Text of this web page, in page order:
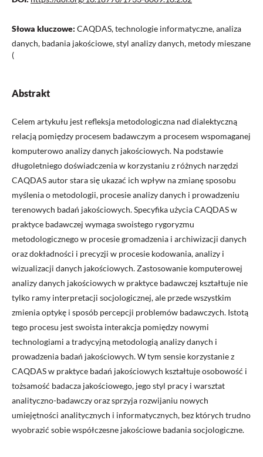
Słowa kluczowe: CAQDAS, technologie informatyczne, analiza
danych, badania jakościowe, styl analizy danych, metody mieszane
(
Abstrakt
Celem artykułu jest refleksja metodologiczna nad dialektyczną
relacją pomiędzy procesem badawczym a procesem wspomaganej
komputerowo analizy danych jakościowych. Na podstawie
długoletniego doświadczenia w korzystaniu z różnych narzędzi
CAQDAS autor stara się ukazać ich wpływ na zmianę sposobu
myślenia o metodologii, procesie analizy danych i prowadzeniu
terenowych badań jakościowych. Specyfika użycia CAQDAS w
praktyce badawczej wymaga swoistego rygoryzmu
metodologicznego w procesie gromadzenia i archiwizacji danych
oraz dokładności i precyzji w procesie kodowania, analizy i
wizualizacji danych jakościowych. Zastosowanie komputerowej
analizy danych jakościowych w praktyce badawczej kształtuje nie
tylko ramy interpretacji socjologicznej, ale przede wszystkim
zmienia optykę i sposób percepcji problemów badawczych. Istotą
tego procesu jest swoista interakcja pomiędzy nowymi
technologiami a tradycyjną metodologią analizy danych i
prowadzenia badań jakościowych. W tym sensie korzystanie z
CAQDAS w praktyce badań jakościowych kształtuje osobowość i
tożsamość badacza jakościowego, jego styl pracy i warsztat
analityczno-badawczy oraz sprzyja rozwijaniu nowych
umiejętności analitycznych i informatycznych, bez których trudno
wyobrazić sobie współczesne jakościowe badania socjologiczne.